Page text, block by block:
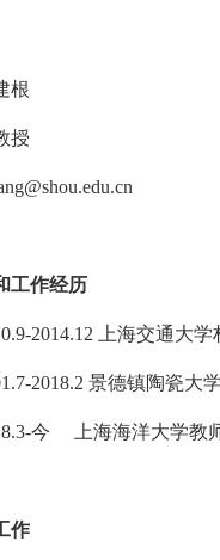
根
授
工作经历
2014.12 上海交通大
2018.2 景德镇陶瓷大
今 上海海洋大学教
作